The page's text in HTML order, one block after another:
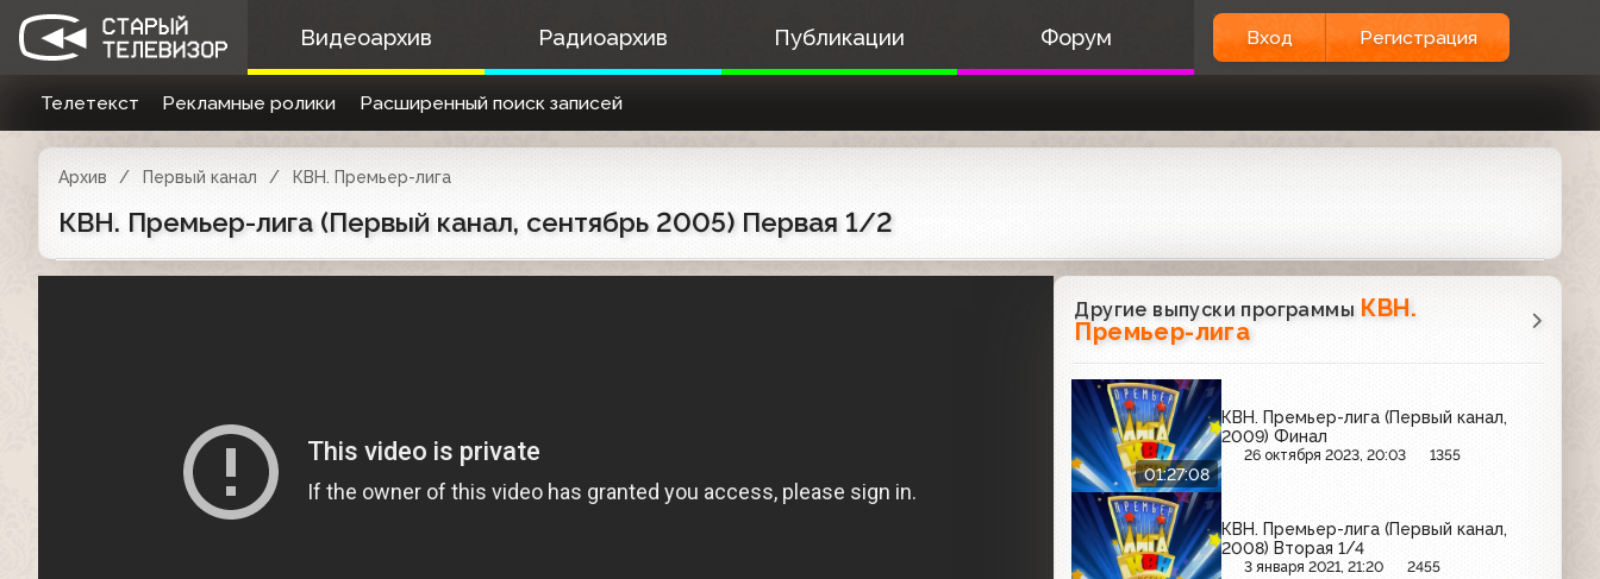
Видеоархив Радиоархив Публикации Форум Вход Регистрация
Телетекст Рекламные ролики Расширенный поиск записей
Архив Первый канал КВН. Премьер-лига
КВН. Премьер-лига (Первый канал, сентябрь 2005) Первая 1/2
Другие выпуски программы КВН.
Премьер-лига
01:27:08
КВН. Премьер-лига (Первый канал,
2009) Финал
26 октября 2023, 20:03 1355
КВН. Премьер-лига (Первый канал,
2008) Вторая 1/4
3 января 2021, 21:20 2455